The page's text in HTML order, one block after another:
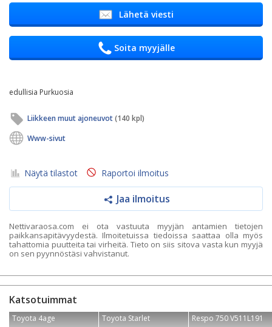
Lähetä viesti
Soita myyjälle
edullisia Purkuosia
Liikkeen muut ajoneuvot(140 kpl)
Www-sivut
Näytä tilastot Raportoi ilmoitus
Jaa ilmoitus
Nettivaraosa.com ei ota vastuuta myyjän antamien tietojen
paikkansapitävyydestä. Ilmoitetuissa tiedoissa saattaa olla myös
tahattomia puutteita tai virheitä. Tieto on siis sitova vasta kun myyjä
on sen pyynnöstäsi vahvistanut.
Katsotuimmat
Toyota 4age Toyota Starlet Respo 750 V511L191